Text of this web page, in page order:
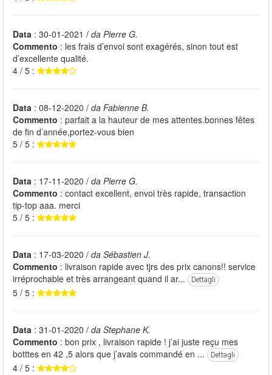
Data : 30-01-2021 / da Pierre G.
Commento : les frais d’envoi sont exagérés, sinon tout est
d’excellente qualité.
4 / 5 :
Data : 08-12-2020 / da Fabienne B.
Commento : parfait a la hauteur de mes attentes.bonnes fêtes
de fin d’année,portez-vous bien
5 / 5 :
Data : 17-11-2020 / da Pierre G.
Commento : contact excellent, envoi très rapide, transaction
tip-top aaa. merci
5 / 5 :
Data : 17-03-2020 / da Sébastien J.
Commento : livraison rapide avec tjrs des prix canons!! service
irréprochable et très arrangeant quand il ar...
Dettagli
5 / 5 :
Data : 31-01-2020 / da Stephane K.
Commento : bon prix , livraison rapide ! j’ai juste reçu mes
botttes en 42 ,5 alors que j’avais commandé en ...
Dettagli
4 / 5 :